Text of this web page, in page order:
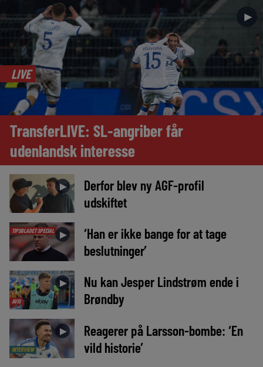
►
LIVE
TransferLIVE: SL-angriber får
udenlandsk interesse
►
Derfor blev ny AGF-profil
udskiftet
TIPSBLADET SPECIAL ►
‘Han er ikke bange for at tage
beslutninger’
AVIS
►
Nu kan Jesper Lindstrøm ende i
Brøndby
INTERVIEW
►
Reagerer på Larsson-bombe: ‘En
vild historie’